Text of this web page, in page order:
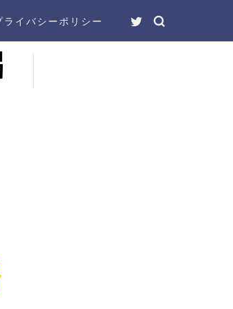
ライバシーポリシー